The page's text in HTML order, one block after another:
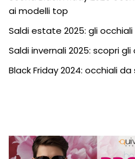
ai modelli top
Saldi estate 2025: gli
Saldi invernali 2025: scopri
Black Friday 2024: occhiali da